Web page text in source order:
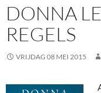
DONNA
REGELS
VRIJDAG 08 MEI 2015